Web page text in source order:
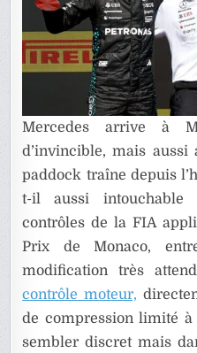
Mercedes arrive à
d’invincible, mais aussi
paddock traîne depuis
t-il aussi intouchable
contrôles de la FIA
Prix de Monaco,
modification très
contrôle moteur,
de compression limité à
sembler discret mais